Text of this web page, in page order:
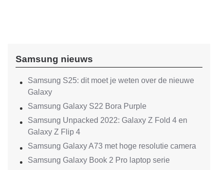
Samsung nieuws
Samsung S25: dit moet je weten over de nieuwe
Galaxy
Samsung Galaxy S22 Bora Purple
Samsung Unpacked 2022: Galaxy Z Fold 4 en
Galaxy Z Flip 4
Samsung Galaxy A73 met hoge resolutie camera
Samsung Galaxy Book 2 Pro laptop serie